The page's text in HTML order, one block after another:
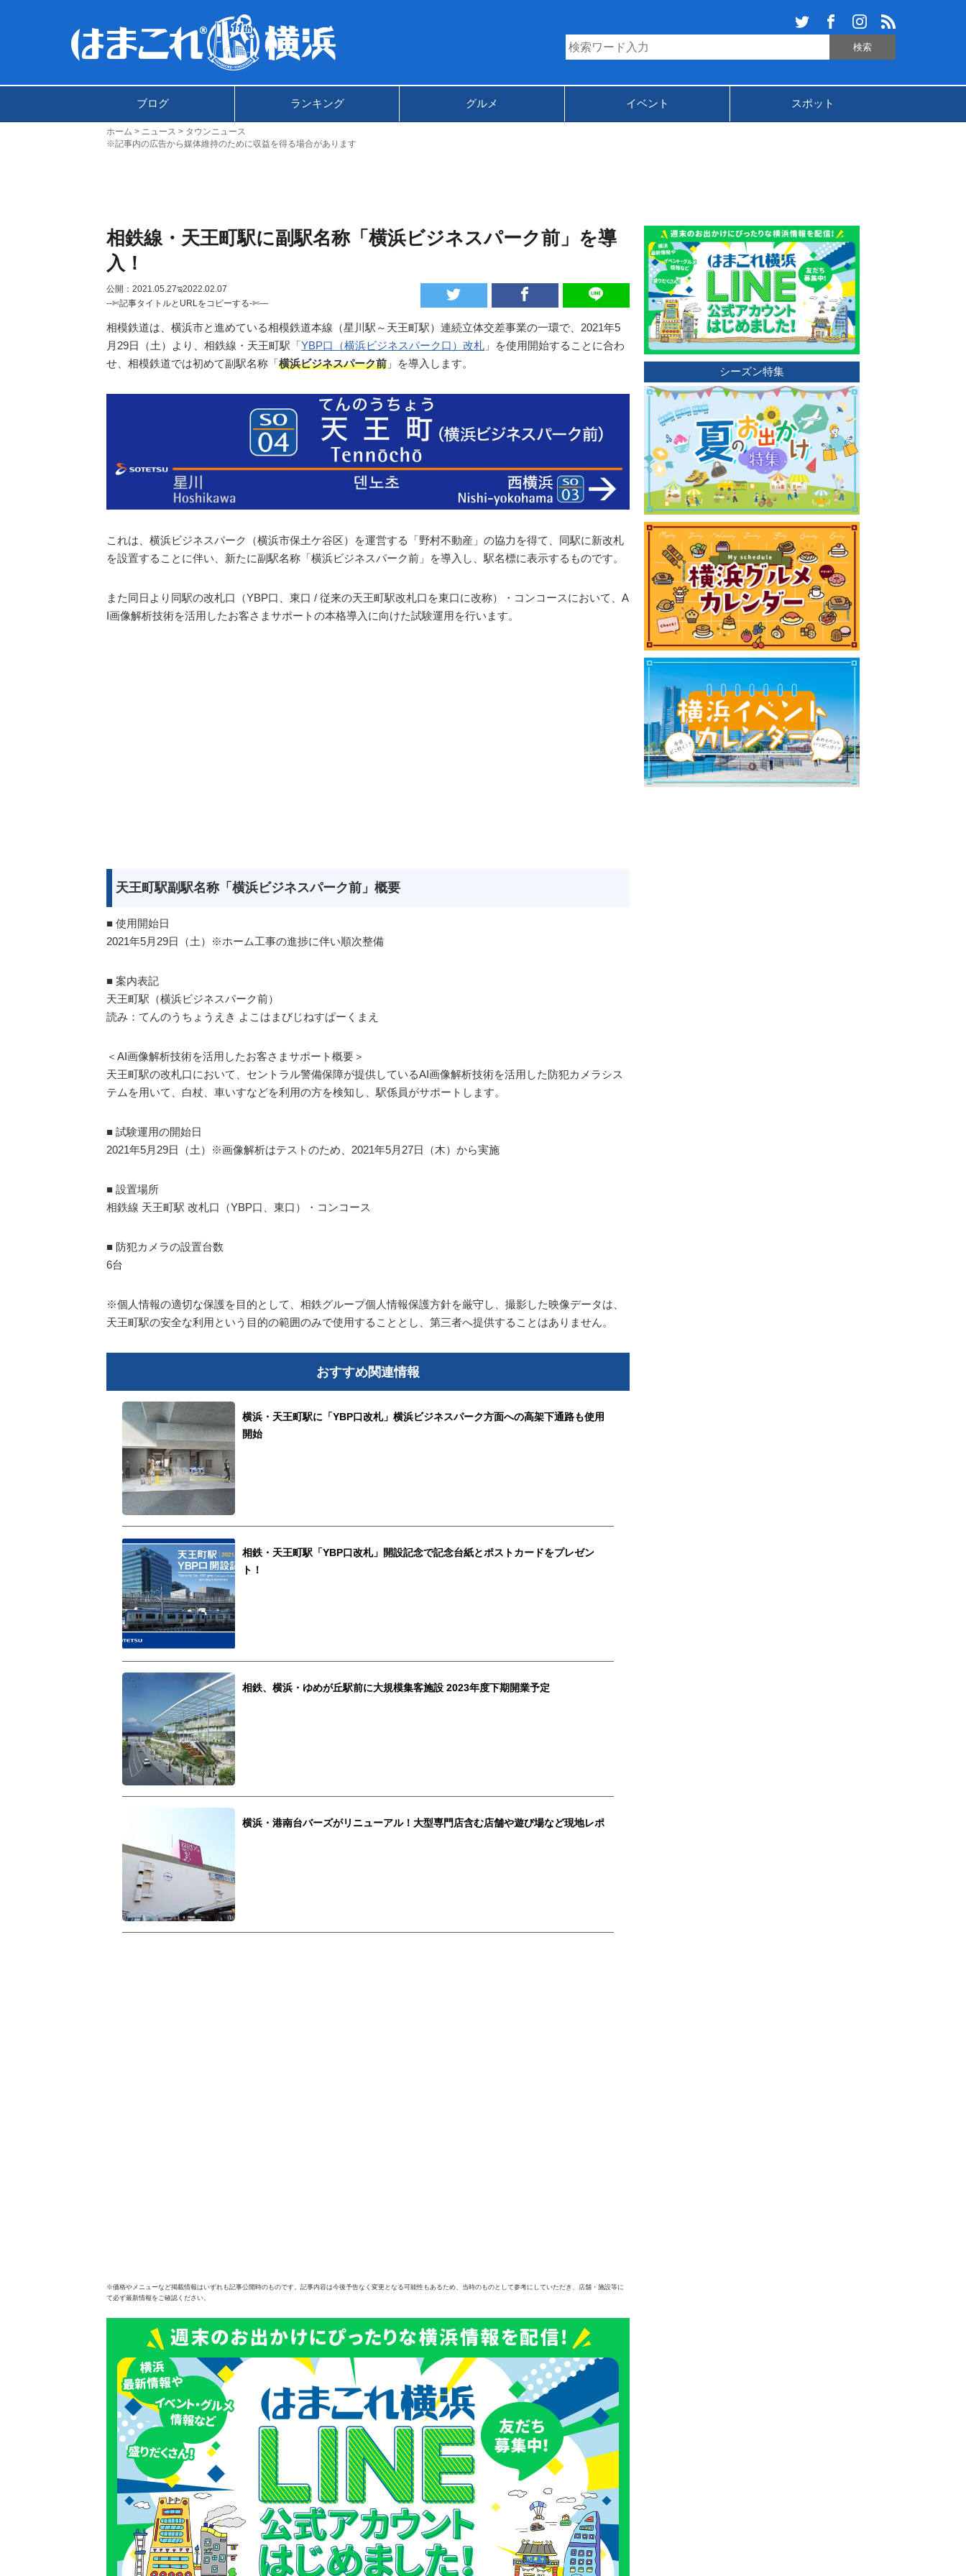
ブログ ランキング グルメ イベント スポット
ホーム ニュース
タウンニュース
※記事内の広告から媒体維持のために収益を得る場合があります
相鉄線・天王町駅に副駅名称「横浜ビジネスパーク前」を導
入！
公開：2021.05.27ಇ2022.02.07
--✄記事タイトルとURLをコピーする-✄—
相模鉄道は、横浜市と進めている相模鉄道本線（星川駅～天王町駅）連続立体交差事業の一環で、2021年5
月29日（土）より、相鉄線・天王町駅「YBP口（横浜ビジネスパーク口）改札 」を使用開始することに合わ
せ、相模鉄道では初めて副駅名称「横浜ビジネスパーク前 」を導入します。
これは、横浜ビジネスパーク（横浜市保土ケ谷区）を運営する「野村不動産」の協力を得て、同駅に新改札
を設置することに伴い、新たに副駅名称「横浜ビジネスパーク前」を導入し、駅名標に表示するものです。
また同日より同駅の改札口（YBP口、東口 / 従来の天王町駅改札口を東口に改称）・コンコースにおいて、A
I画像解析技術を活用したお客さまサポートの本格導入に向けた試験運用を行います。
天王町駅副駅名称「横浜ビジネスパーク前」概要
■ 使用開始日
2021年5月29日（土）※ホーム工事の進捗に伴い順次整備
■ 案内表記
天王町駅（横浜ビジネスパーク前）
読み：てんのうちょうえき よこはまびじねすぱーくまえ
＜AI画像解析技術を活用したお客さまサポート概要＞
天王町駅の改札口において、セントラル警備保障が提供しているAI画像解析技術を活用した防犯カメラシス
テムを用いて、白杖、車いすなどを利用の方を検知し、駅係員がサポートします。
■ 試験運用の開始日
2021年5月29日（土）※画像解析はテストのため、2021年5月27日（木）から実施
■ 設置場所
相鉄線 天王町駅 改札口（YBP口、東口）・コンコース
■ 防犯カメラの設置台数
6台
※個人情報の適切な保護を目的として、相鉄グループ個人情報保護方針を厳守し、撮影した映像データは、
天王町駅の安全な利用という目的の範囲のみで使用することとし、第三者へ提供することはありません。
おすすめ関連情報
横浜・天王町駅に「YBP口改札」横浜ビジネスパーク方面への高架下通路も使用
開始
相鉄・天王町駅「YBP口改札」開設記念で記念台紙とポストカードをプレゼン
ト！
相鉄、横浜・ゆめが丘駅前に大規模集客施設 2023年度下期開業予定
横浜・港南台バーズがリニューアル！大型専門店含む店舗や遊び場など現地レポ
※価格やメニューなど掲載情報はいずれも記事公開時のものです。記事内容は今後予告なく変更となる可能性もあるため、当時のものとして参考にしていただき、店舗・施設等に
て必ず最新情報をご確認ください。
シーズン特集